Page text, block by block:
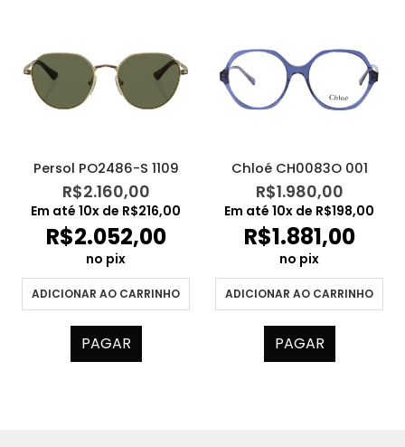
Persol PO2486-S 1109
R$2.160,00
Em até 10x de R$216,00
R$2.052,00
no pix
ADICIONAR AO CARRINHO
PAGAR
Chloé CH0083O 001
R$1.980,00
Em até 10x de R$198,00
R$1.881,00
no pix
ADICIONAR AO CARRINHO
PAGAR